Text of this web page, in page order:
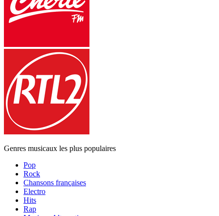
Genres musicaux les plus populaires
Pop
Rock
Chansons françaises
Electro
Hits
Rap